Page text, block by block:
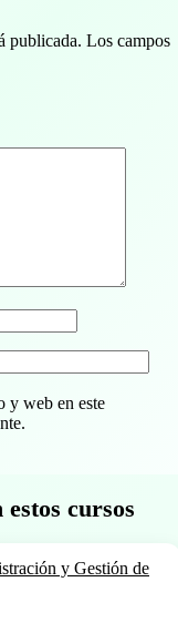
publicada. Los campos
y web en este
cursos